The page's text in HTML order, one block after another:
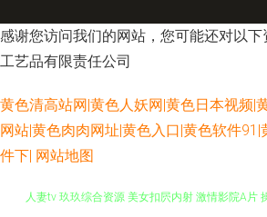
感谢您访问我们的网站，您可能还对以
工艺品有限责任公司
黄色清高站网|黄色人妖网|黄色日本视频|
网站|黄色肉肉网址|黄色入口|黄色软件
件下| 网站地图